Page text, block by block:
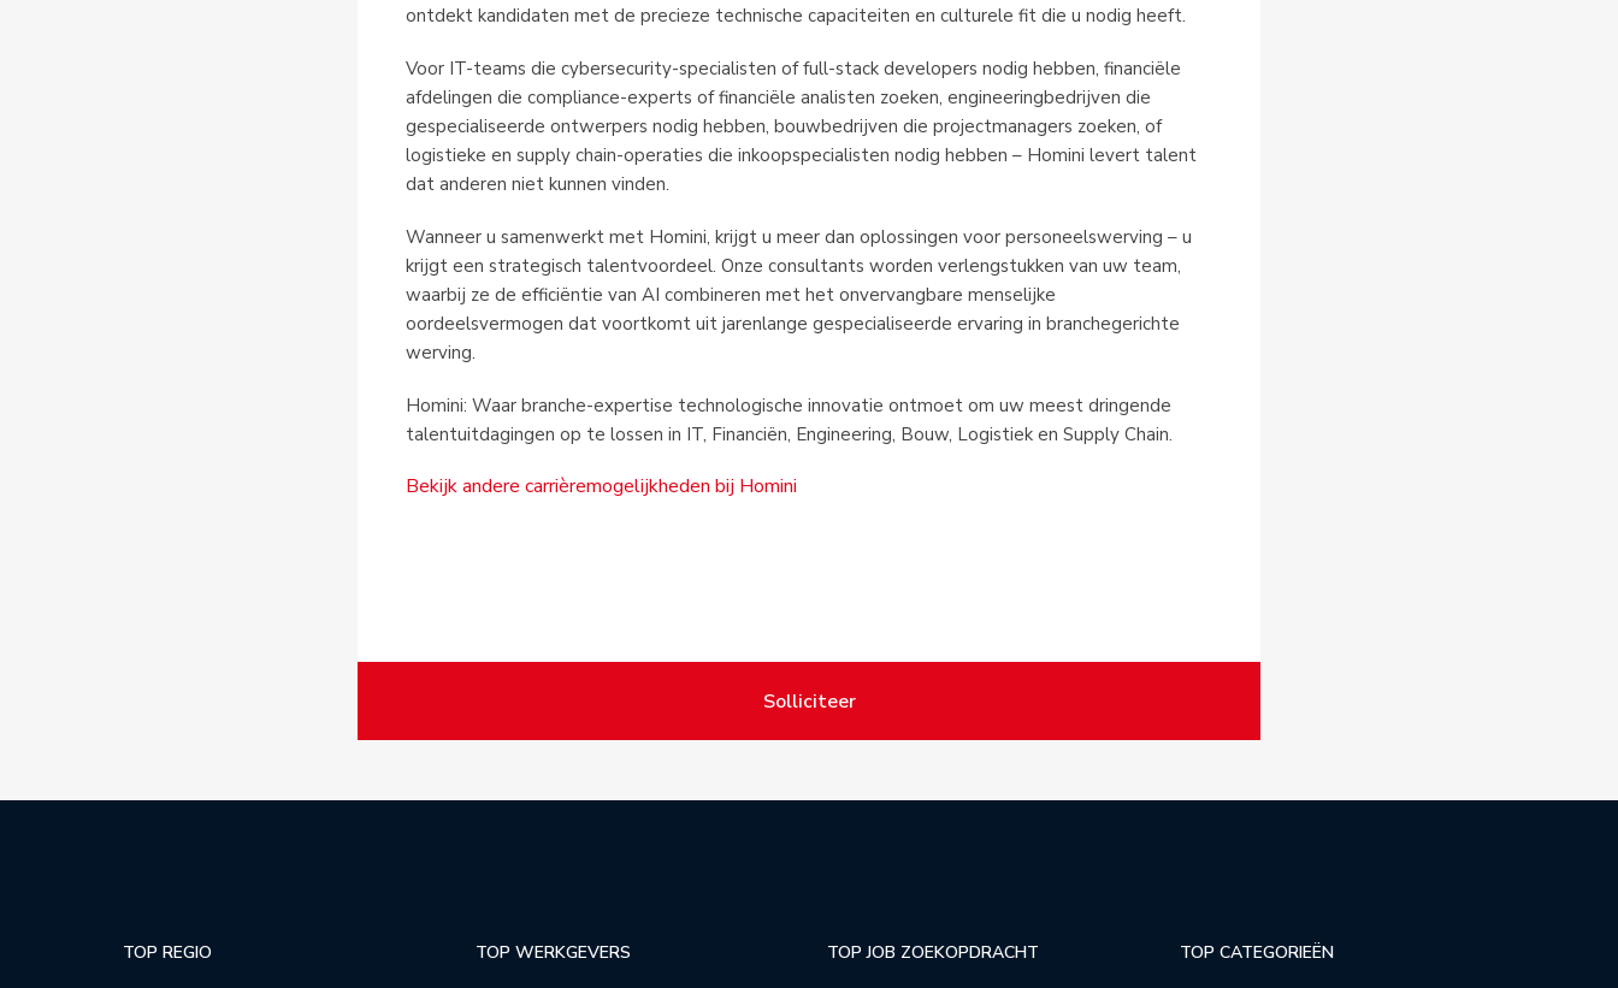
ontdekt kandidaten met de precieze technische capaciteiten en culturele fit die u nodig heeft.
Voor IT-teams die cybersecurity-specialisten of full-stack developers nodig hebben, financiële
afdelingen die compliance-experts of financiële analisten zoeken, engineeringbedrijven die
gespecialiseerde ontwerpers nodig hebben, bouwbedrijven die projectmanagers zoeken, of
logistieke en supply chain-operaties die inkoopspecialisten nodig hebben – Homini levert talent
dat anderen niet kunnen vinden.
Wanneer u samenwerkt met Homini, krijgt u meer dan oplossingen voor personeelswerving – u
krijgt een strategisch talentvoordeel. Onze consultants worden verlengstukken van uw team,
waarbij ze de efficiëntie van AI combineren met het onvervangbare menselijke
oordeelsvermogen dat voortkomt uit jarenlange gespecialiseerde ervaring in branchegerichte
werving.
Homini: Waar branche-expertise technologische innovatie ontmoet om uw meest dringende
talentuitdagingen op te lossen in IT, Financiën, Engineering, Bouw, Logistiek en Supply Chain.
Bekijk andere carrièremogelijkheden bij Homini
Solliciteer
TOP REGIO TOP WERKGEVERS TOP JOB ZOEKOPDRACHT TOP CATEGORIEËN